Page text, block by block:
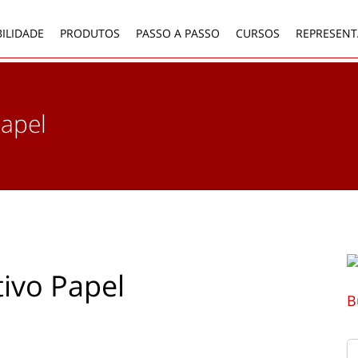
PRODUTOS PASSO A PASSO CURSOS
Papel